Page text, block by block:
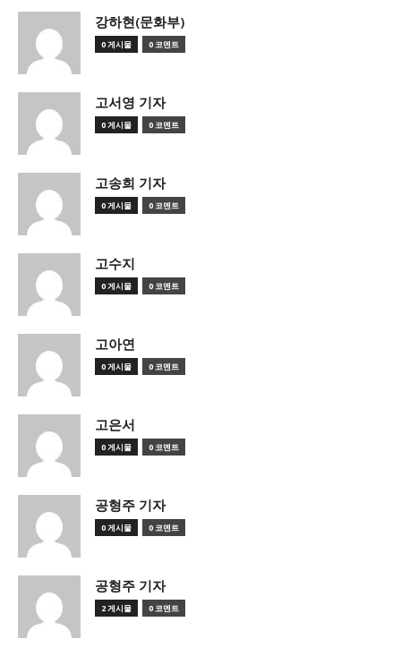
강하현(문화부)
0 게시물 0 코멘트
고서영 기자
0 게시물 0 코멘트
고송희 기자
0 게시물 0 코멘트
고수지
0 게시물 0 코멘트
고아연
0 게시물 0 코멘트
고은서
0 게시물 0 코멘트
공형주 기자
0 게시물 0 코멘트
공형주 기자
2 게시물 0 코멘트